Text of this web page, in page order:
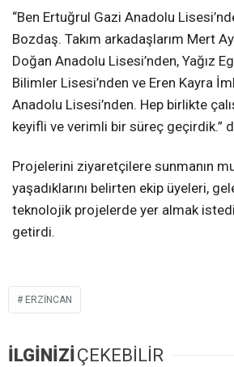
“Ben Ertuğrul Gazi Anadolu
Bozdaş. Takım arkadaşlarım Mert
Doğan Anadolu Lisesi’nden, Yağız
Bilimler Lisesi’nden ve Eren Kayra
Anadolu Lisesi’nden. Hep birlikte
keyifli ve verimli bir süreç geçirdik.”
Projelerini ziyaretçilere sunmanın
yaşadıklarını belirten ekip üyeleri,
teknolojik projelerde yer almak
getirdi.
ERZINCAN
İLGİNİZİÇEKEBİLİR